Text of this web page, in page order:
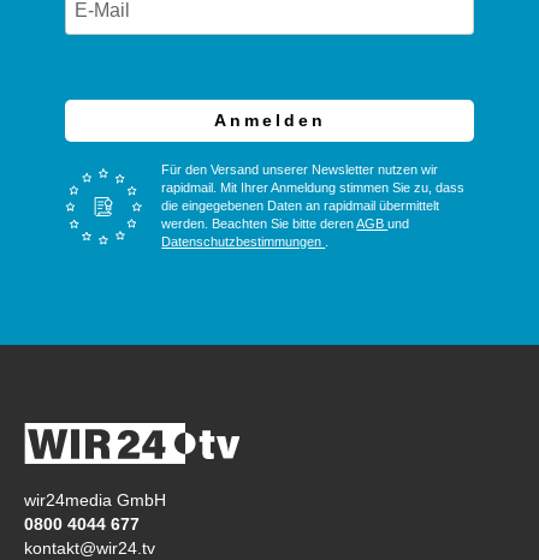
Anmelden
Für den Versand unserer Newsletter nutzen wir
rapidmail. Mit Ihrer Anmeldung stimmen Sie zu, dass
die eingegebenen Daten an rapidmail übermittelt
werden. Beachten Sie bitte derenAGBund
Datenschutzbestimmungen
wir24media GmbH
0800 4044 677
kontakt@wir24.tv